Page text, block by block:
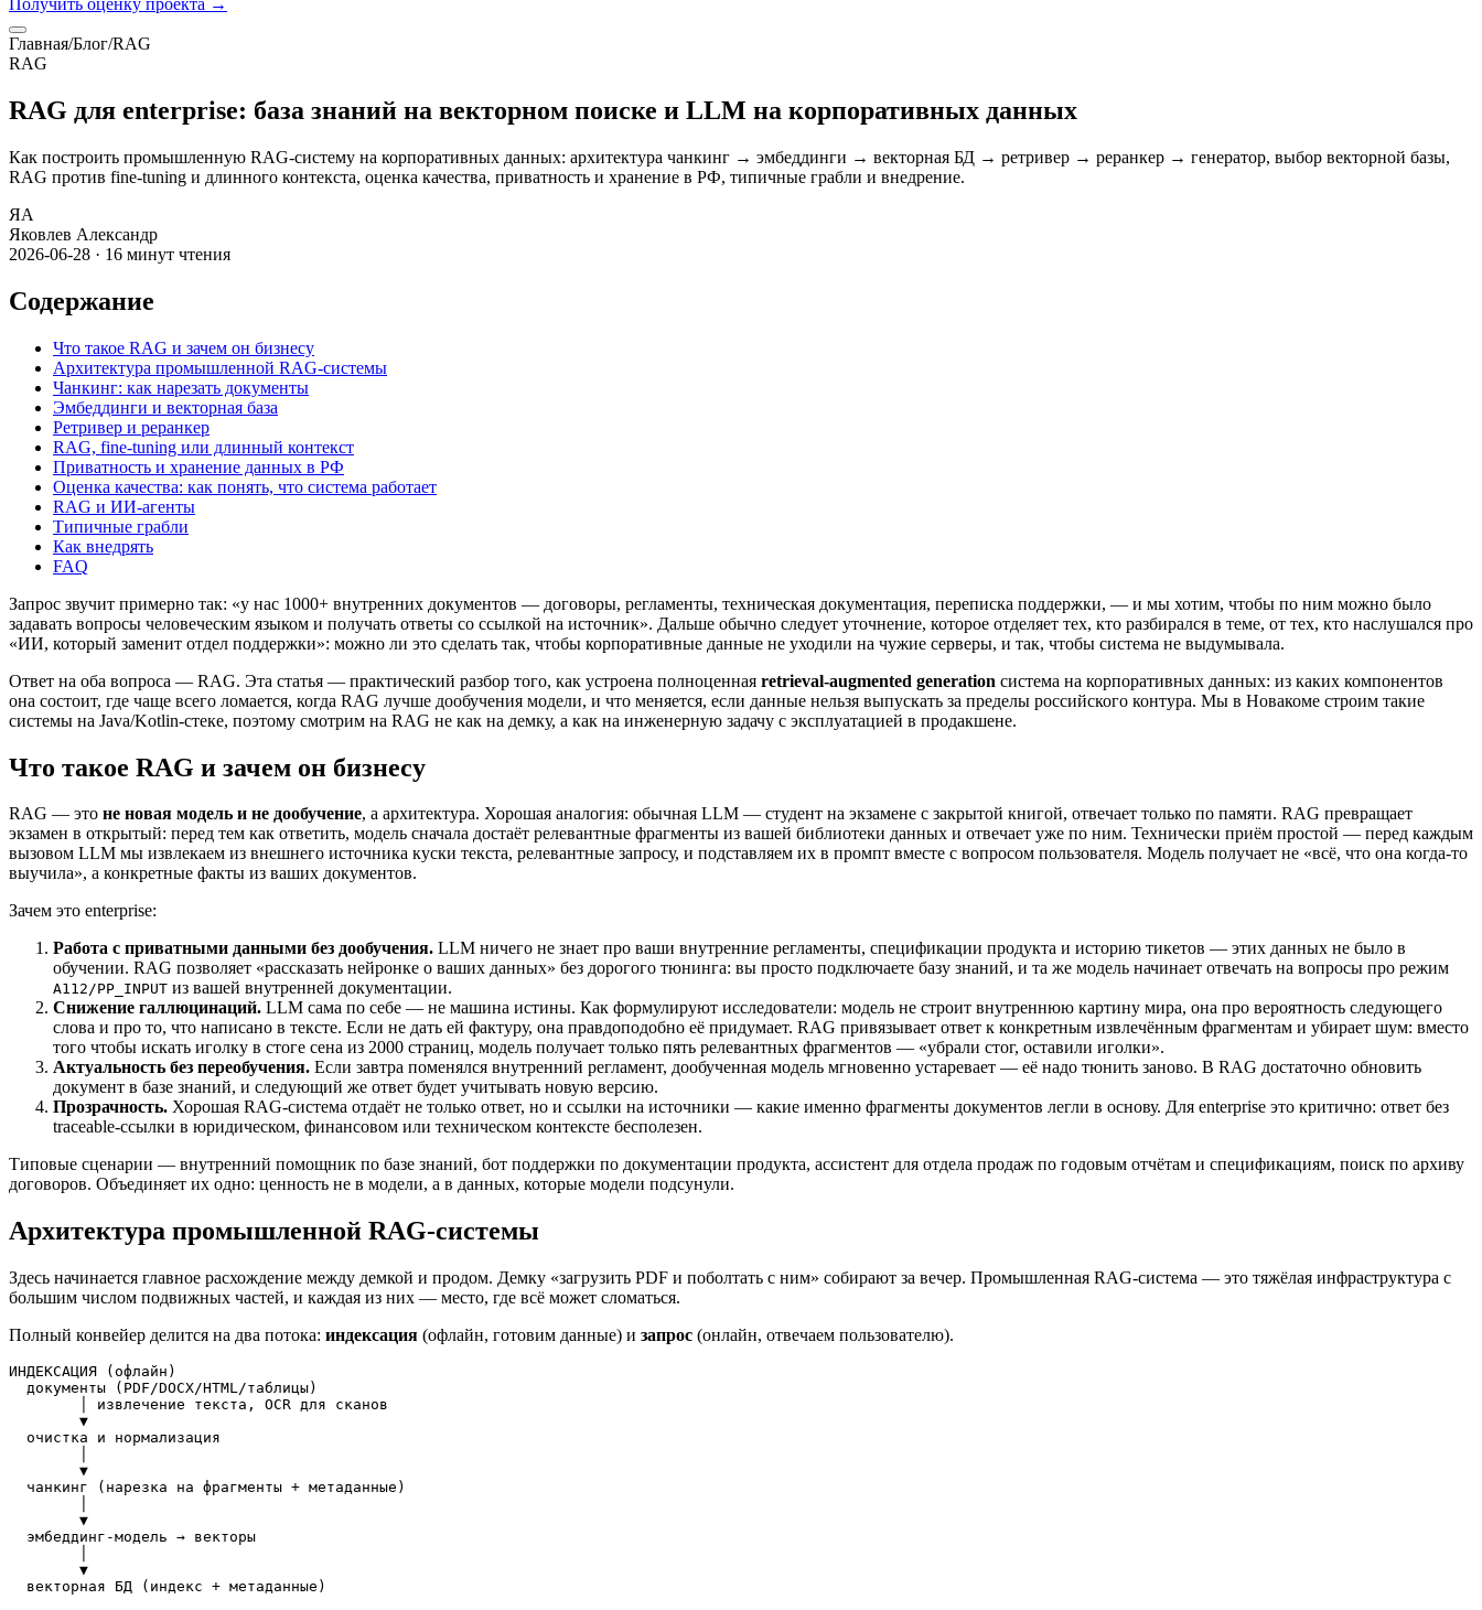
Получить оценку проекта →
Главная/Блог/RAG
RAG
RAG для enterprise: база знаний на векторном поиске и LLM на корпоративных данных
Как построить промышленную RAG-систему на корпоративных данных: архитектура чанкинг → эмбеддинги → векторная БД → ретривер → реранкер → генератор, выбор векторной базы,
RAG против fine-tuning и длинного контекста, оценка качества, приватность и хранение в РФ, типичные грабли и внедрение.
ЯА
Яковлев Александр
2026-06-28 · 16 минут чтения
Содержание
Что такое RAG и зачем он бизнесу
Архитектура промышленной RAG-системы
Чанкинг: как нарезать документы
Эмбеддинги и векторная база
Ретривер и реранкер
RAG, fine-tuning или длинный контекст
Приватность и хранение данных в РФ
Оценка качества: как понять, что система работает
RAG и ИИ-агенты
Типичные грабли
Как внедрять
FAQ
Запрос звучит примерно так: «у нас 1000+ внутренних документов — договоры, регламенты, техническая документация, переписка поддержки, — и мы хотим, чтобы по ним можно было
задавать вопросы человеческим языком и получать ответы со ссылкой на источник». Дальше обычно следует уточнение, которое отделяет тех, кто разбирался в теме, от тех, кто наслушался про
«ИИ, который заменит отдел поддержки»: можно ли это сделать так, чтобы корпоративные данные не уходили на чужие серверы, и так, чтобы система не выдумывала.
Ответ на оба вопроса — RAG. Эта статья — практический разбор того, как устроена полноценная retrieval-augmented generation система на корпоративных данных: из каких компонентов
она состоит, где чаще всего ломается, когда RAG лучше дообучения модели, и что меняется, если данные нельзя выпускать за пределы российского контура. Мы в Новакоме строим такие
системы на Java/Kotlin-стеке, поэтому смотрим на RAG не как на демку, а как на инженерную задачу с эксплуатацией в продакшене.
Что такое RAG и зачем он бизнесу
RAG — это не новая модель и не дообучение, а архитектура. Хорошая аналогия: обычная LLM — студент на экзамене с закрытой книгой, отвечает только по памяти. RAG превращает
экзамен в открытый: перед тем как ответить, модель сначала достаёт релевантные фрагменты из вашей библиотеки данных и отвечает уже по ним. Технически приём простой — перед каждым
вызовом LLM мы извлекаем из внешнего источника куски текста, релевантные запросу, и подставляем их в промпт вместе с вопросом пользователя. Модель получает не «всё, что она когда-то
выучила», а конкретные факты из ваших документов.
Зачем это enterprise:
Работа с приватными данными без дообучения. LLM ничего не знает про ваши внутренние регламенты, спецификации продукта и историю тикетов — этих данных не было в
обучении. RAG позволяет «рассказать нейронке о ваших данных» без дорогого тюнинга: вы просто подключаете базу знаний, и та же модель начинает отвечать на вопросы про режим
A112/PP_INPUT из вашей внутренней документации.
Снижение галлюцинаций. LLM сама по себе — не машина истины. Как формулируют исследователи: модель не строит внутреннюю картину мира, она про вероятность следующего
слова и про то, что написано в тексте. Если не дать ей фактуру, она правдоподобно её придумает. RAG привязывает ответ к конкретным извлечённым фрагментам и убирает шум: вместо
того чтобы искать иголку в стоге сена из 2000 страниц, модель получает только пять релевантных фрагментов — «убрали стог, оставили иголки».
Актуальность без переобучения. Если завтра поменялся внутренний регламент, дообученная модель мгновенно устаревает — её надо тюнить заново. В RAG достаточно обновить
документ в базе знаний, и следующий же ответ будет учитывать новую версию.
Прозрачность. Хорошая RAG-система отдаёт не только ответ, но и ссылки на источники — какие именно фрагменты документов легли в основу. Для enterprise это критично: ответ без
traceable-ссылки в юридическом, финансовом или техническом контексте бесполезен.
Типовые сценарии — внутренний помощник по базе знаний, бот поддержки по документации продукта, ассистент для отдела продаж по годовым отчётам и спецификациям, поиск по архиву
договоров. Объединяет их одно: ценность не в модели, а в данных, которые модели подсунули.
Архитектура промышленной RAG-системы
Здесь начинается главное расхождение между демкой и продом. Демку «загрузить PDF и поболтать с ним» собирают за вечер. Промышленная RAG-система — это тяжёлая инфраструктура с
большим числом подвижных частей, и каждая из них — место, где всё может сломаться.
Полный конвейер делится на два потока: индексация (офлайн, готовим данные) и запрос (онлайн, отвечаем пользователю).
ИНДЕКСАЦИЯ (офлайн)
  документы (PDF/DOCX/HTML/таблицы)
        │ извлечение текста, OCR для сканов
        ▼
  очистка и нормализация
        ▼
  чанкинг (нарезка на фрагменты + метаданные)
        ▼
  эмбеддинг-модель → векторы
        ▼
  векторная БД (индекс + метаданные)